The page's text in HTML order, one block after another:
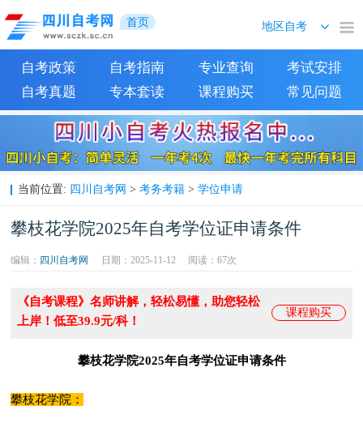
首页
自考政策 自考指南 专业查询
考试安排
自考真题
专本套读 课程购买 常见问题
当前位置: 四川自考网 > 考务考籍> 学位申请
攀枝花学院2025年自考学位证申请条件
编辑： 四川自考网 日期：2025-11-12 阅读：67次
课程购买
《自考课程》名师讲解，轻松易懂，助您轻松
上岸！低至39.9元/科！
攀枝花学院2025年自考学位证申请条件
攀枝花学院：